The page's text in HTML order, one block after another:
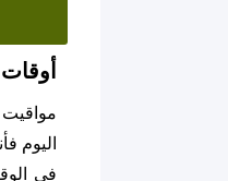
مواقيت
اليوم فأنها 18 ساعة
في